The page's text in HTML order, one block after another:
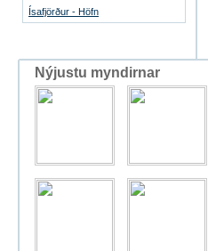
Ísafjörður - Höfn
Nýjustu myndirnar